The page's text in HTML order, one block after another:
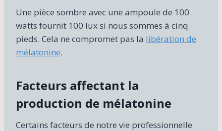
Une pièce sombre avec une ampoule de 100
watts fournit 100 lux si nous sommes à cinq
pieds. Cela ne compromet pas la libération de
mélatonine.
Facteurs affectant la
production de mélatonine
Certains facteurs de notre vie professionnelle